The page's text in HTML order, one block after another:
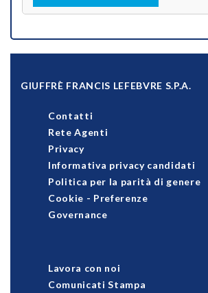
GIUFFRÈ FRANCIS LEFEBVRE S.P.A.
Contatti
Rete Agenti
Privacy
Informativa privacy candidati
Politica per la parità di genere
Cookie - Preferenze
Governance
Lavora con noi
Comunicati Stampa